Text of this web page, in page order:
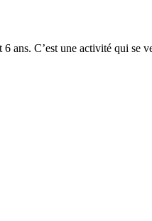
ans. C’est une activité qui